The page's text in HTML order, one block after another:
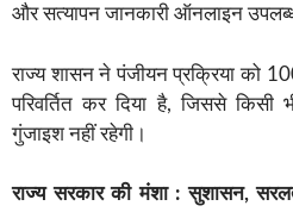
और सत्यापन जानकारी ऑनलाइन
राज्य शासन ने पंजीयन प्रक्रिया को
परिवर्तित कर दिया है, जिससे किसी
गुंजाइश नहीं रहेगी।
राज्य सरकार की मंशा : सुशासन,